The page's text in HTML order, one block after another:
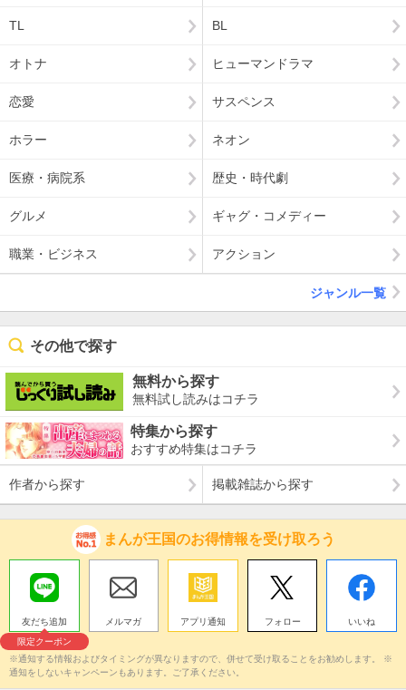
TL BL
オトナ ヒューマンドラマ
恋愛 サスペンス
ホラー ネオン
医療・病院系 歴史・時代劇
グルメ ギャグ・コメディー
職業・ビジネス アクション
ジャンル一覧
その他で探す
無料から探す
無料試し読みはコチラ
特集から探す
おすすめ特集はコチラ
作者から探す 掲載雑誌から探す
まんが王国のお得情報を受け取ろう
友だち追加
限定クーポン
メルマガ アプリ通知 フォロー いいね
※通知する情報およびタイミングが異なりますので、併せて受け取ることをお勧めします。 ※
通知をしないキャンペーンもあります。ご了承ください。